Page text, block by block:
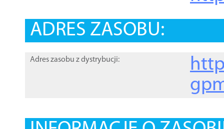
ADRES ZASOBU:
Adres zasobu z dystrybucji: